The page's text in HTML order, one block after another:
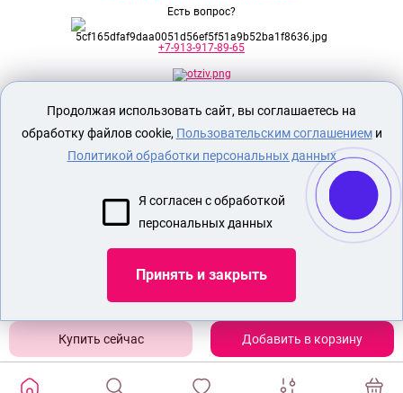
Добавить в корзину
Есть вопрос?
+7-913-917-89-65
Секс шоп Доктор Любви предназначен
исключительно для лиц старше 18 лет!
Вся продукция имеет знак EAC
Евразийского соответствия.
ЭРОТИЧЕСКОЕ БЕЛЬЕ
Показать еще
Продолжая использовать сайт, вы соглашаетесь на
обработку файлов cookie, Пользовательским соглашениеми
Политикой обработки персональных данных
Я согласен с обработкой
персональных данных
Принять и закрыть